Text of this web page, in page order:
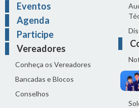
Eventos
Agenda
Participe
Vereadores
Conheça os Vereadores
Bancadas e Blocos
Conselhos